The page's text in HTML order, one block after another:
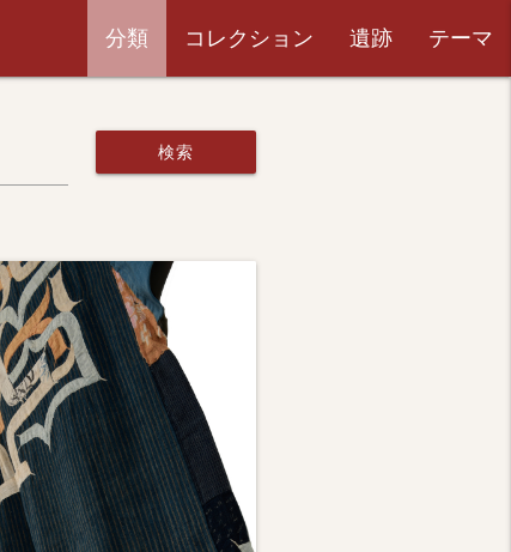
分類 コレクション 遺跡 テーマ
検索